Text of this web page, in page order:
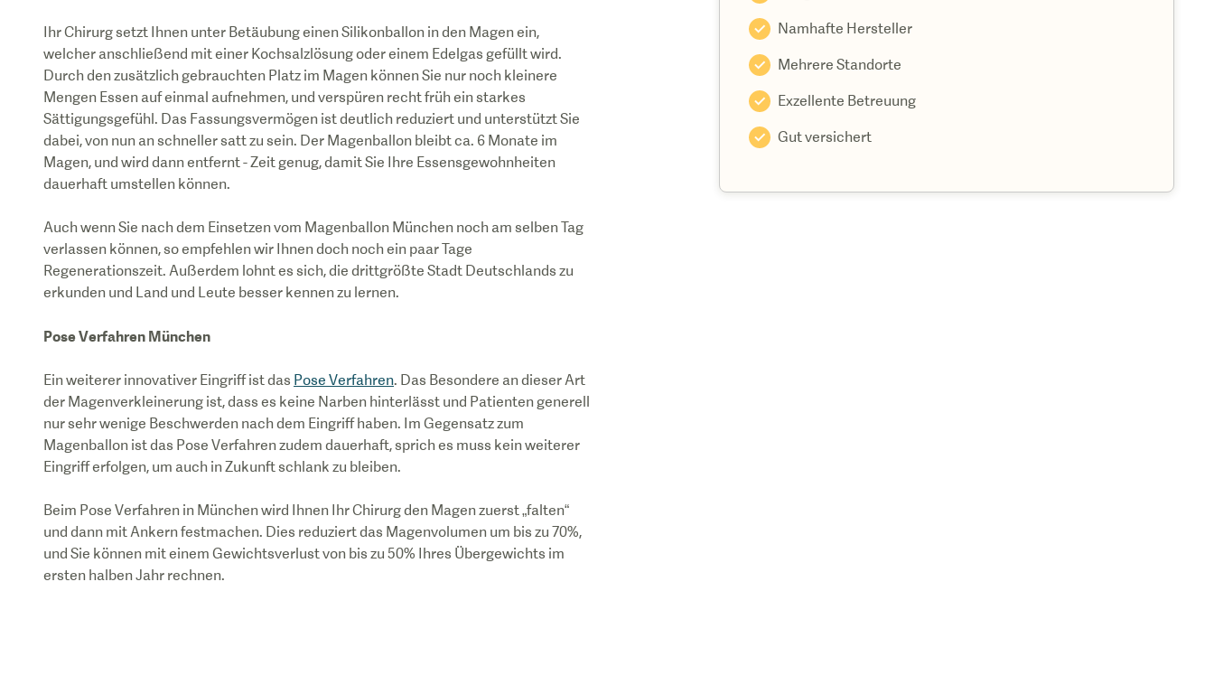
Ihr Chirurg setzt Ihnen unter Betäubung einen Silikonballon in den Magen ein,
welcher anschließend mit einer Kochsalzlösung oder einem Edelgas gefüllt wird.
Durch den zusätzlich gebrauchten Platz im Magen können Sie nur noch kleinere
Mengen Essen auf einmal aufnehmen, und verspüren recht früh ein starkes
Sättigungsgefühl. Das Fassungsvermögen ist deutlich reduziert und unterstützt Sie
dabei, von nun an schneller satt zu sein. Der Magenballon bleibt ca. 6 Monate im
Magen, und wird dann entfernt - Zeit genug, damit Sie Ihre Essensgewohnheiten
dauerhaft umstellen können.
Auch wenn Sie nach dem Einsetzen vom Magenballon München noch am selben Tag
verlassen können, so empfehlen wir Ihnen doch noch ein paar Tage
Regenerationszeit. Außerdem lohnt es sich, die drittgrößte Stadt Deutschlands zu
Pose Verfahren München
Ein weiterer innovativer Eingriff ist das Pose Verfahren. Das Besondere an dieser Art
der Magenverkleinerung ist, dass es keine Narben hinterlässt und Patienten generell
nur sehr wenige Beschwerden nach dem Eingriff haben. Im Gegensatz zum
Magenballon ist das Pose Verfahren zudem dauerhaft, sprich es muss kein weiterer
Eingriff erfolgen, um auch in Zukunft schlank zu bleiben.
Beim Pose Verfahren in München wird Ihnen Ihr Chirurg den Magen zuerst „falten“
und dann mit Ankern festmachen. Dies reduziert das Magenvolumen um bis zu 70%,
und Sie können mit einem Gewichtsverlust von bis zu 50% Ihres Übergewichts im
Namhafte Hersteller
Mehrere Standorte
Exzellente Betreuung
Gut versichert